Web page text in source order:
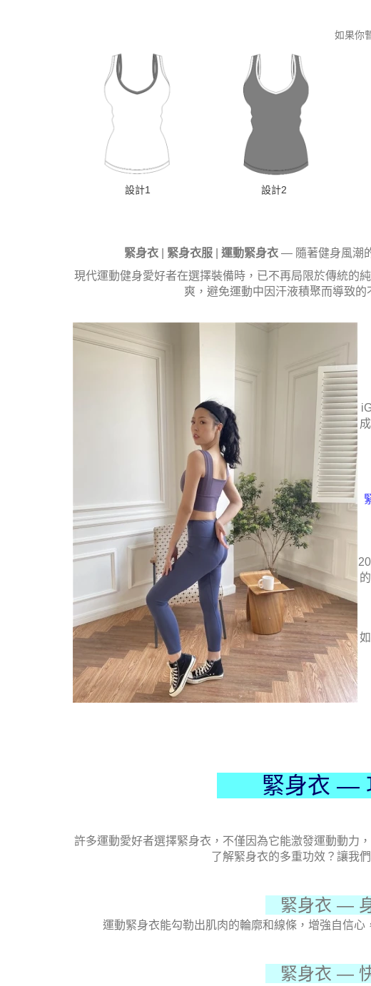
如果你
設計1 設計2
緊身衣 緊身衣服 運動緊身衣 — 隨著健身風潮
現代運動健身愛好者在選擇裝備時，已不再局限於傳統的
爽，避免運動中因汗液積聚而導致
緊身衣 —
許多運動愛好者選擇緊身衣，不僅因為它能激發運動動力
了解緊身衣的多重功效？讓我
緊身衣 —
運動緊身衣能勾勒出肌肉的輪廓和線條，增強自信心
緊身衣 —